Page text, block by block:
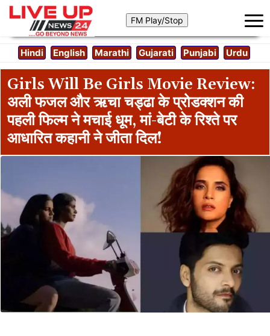
Hindi English Marathi Gujarati Punjabi Urdu
Girls Will Be Girls Movie Review:
अली फजल और ऋचा चड्ढा के प्रोडक्शन की
पहली फिल्म ने मचाई धूम, मां-बेटी के रिश्ते पर
आधारित कहानी ने जीता दिल!